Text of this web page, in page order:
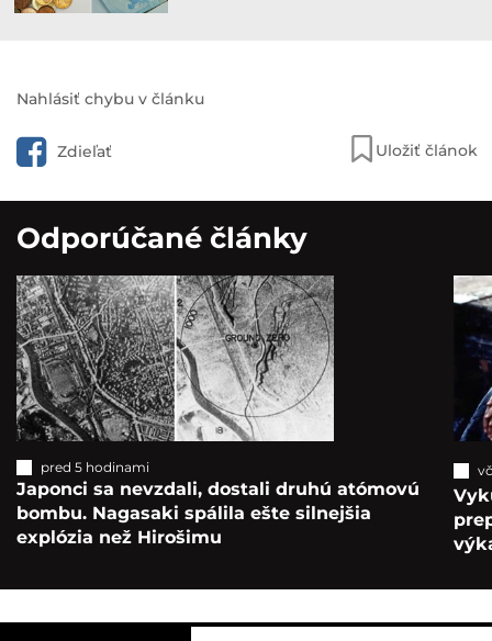
Nahlásiť chybu v článku
Zdieľať Uložiť článok
Odporúčané články
pred 5 hodinami
Japonci sa nevzdali, dostali druhú atómovú
bombu. Nagasaki spálila ešte silnejšia
explózia než Hirošimu